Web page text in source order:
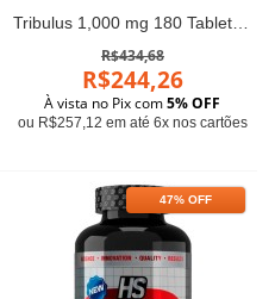
Tribulus 1,000 mg 180 Tablets Now
R$434,68
R$244,26
À vista no Pix com5% OFF
ou R$257,12 em até 6x nos cartões
47% OFF